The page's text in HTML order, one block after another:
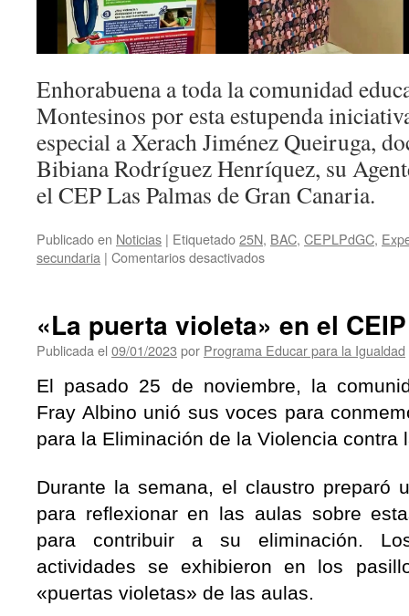
Enhorabuena a toda la comunidad
Montesinos por esta estupenda
especial a Xerach Jiménez Queiruga,
Bibiana Rodríguez Henríquez, su
el CEP Las Palmas de Gran Canaria.
Publicado en Noticias | Etiquetado25N, BAC, CEPLPdGC,
secundaria | Comentarios desactivadosen
se
implica»
«La puerta violeta» en el
Publicada el 09/01/2023 por Programa Educar para la Igualdad
El pasado 25 de noviembre, la
Fray Albino unió sus voces para
para la Eliminación de la Violencia contra
Durante la semana, el claustro preparó
para reflexionar en las aulas sobre
para contribuir a su eliminación.
actividades se exhibieron en los
«puertas violetas» de las aulas.